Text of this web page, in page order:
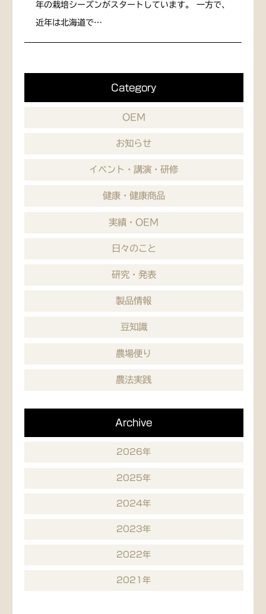
年の栽培シーズンがスタートしています。 一方で、
近年は北海道で…
Category
OEM
お知らせ
イベント・講演・研修
健康・健康商品
実績・OEM
日々のこと
研究・発表
製品情報
豆知識
農場便り
農法実践
Archive
2026年
2025年
2024年
2023年
2022年
2021年